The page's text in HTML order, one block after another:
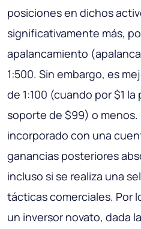
posiciones en dichos
significativamente más,
apalancamiento
1:500. Sin embargo, es
de 1:100 (cuando por $1
soporte de $99) o menos.
incorporado con una
ganancias posteriores
incluso si se realiza una
tácticas comerciales. Por
un inversor novato, dada